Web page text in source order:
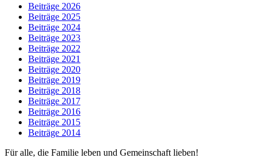
Beiträge 2026
Beiträge 2025
Beiträge 2024
Beiträge 2023
Beiträge 2022
Beiträge 2021
Beiträge 2020
Beiträge 2019
Beiträge 2018
Beiträge 2017
Beiträge 2016
Beiträge 2015
Beiträge 2014
Für alle, die Familie leben und Gemeinschaft lieben!